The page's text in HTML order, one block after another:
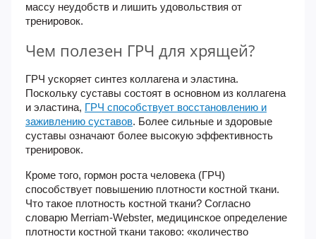
массу неудобств и лишить удовольствия от
тренировок.
Чем полезен ГРЧ для хрящей?
ГРЧ ускоряет синтез коллагена и эластина.
Поскольку суставы состоят в основном из коллагена
и эластина, ГРЧ способствует восстановлению и
заживлению суставов. Более сильные и здоровые
суставы означают более высокую эффективность
тренировок.
Кроме того, гормон роста человека (ГРЧ)
способствует повышению плотности костной ткани.
Что такое плотность костной ткани? Согласно
словарю Merriam-Webster, медицинское определение
плотности костной ткани таково: «количество